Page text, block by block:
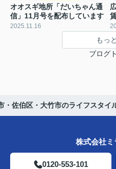
オオスギ地所「だいちゃん通
信」11月号を配布しています
2025.11.16
もっ
ブログ
・佐伯区・大竹市のライフスタイ
株式会社ミ
0120-553-101